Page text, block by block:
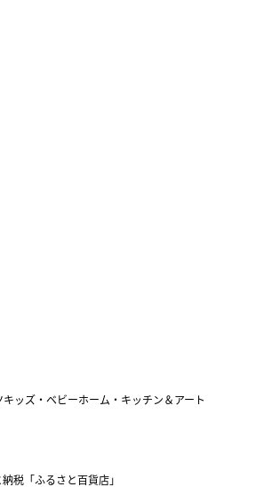
キッズ・ベビーホーム・キッチン＆アート
税「ふるさと百貨店」